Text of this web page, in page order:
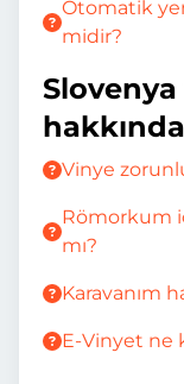
Otomatik
midir?
Vinye
Römorkum
mı?
Karavanım
E-Vinyet ne